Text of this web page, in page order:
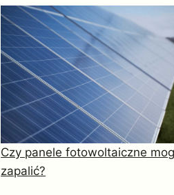
Czy panele fotowoltaiczne
zapalić?